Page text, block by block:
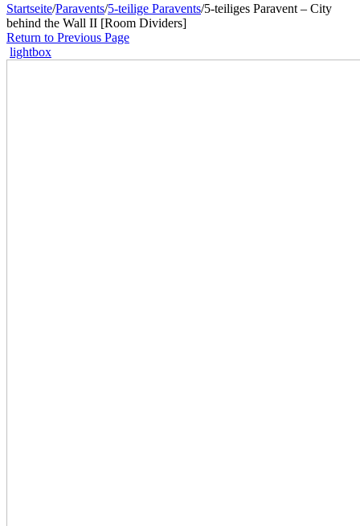
Startseite/Paravents/5-teilige Paravents/5-teiliges Paravent – City
behind the Wall II [Room Dividers]
Return to Previous Page
lightbox